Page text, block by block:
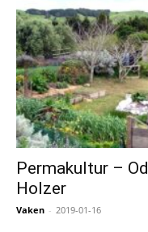
Permakultur –
Holzer
Vaken - 2019-01-16